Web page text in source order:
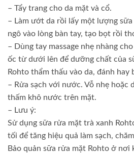
– Tẩy trang cho da mặt và cổ.
– Làm ướt da rồi lấy một lượng
ngô vào lòng bàn tay, tạo bọt rồi
– Dùng tay massage nhẹ nhàng
ốc từ dưới lên để dưỡng chất của
Rohto thẩm thấu vào da, đánh hay
– Rửa sạch với nước. Vỗ nhẹ hoặc
thấm khô nước trên mặt.
– Lưu ý:
Sử dụng sữa rửa mặt trà xanh
tối để tăng hiệu quả làm sạch,
Bảo quản sữa rửa mặt Rohto ở nơi